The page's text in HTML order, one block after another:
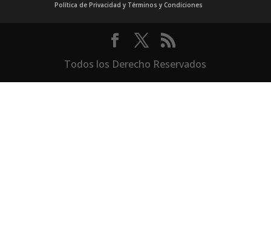
Política de Privacidad y Términos y Condiciones
Todos los Derecho Reservados